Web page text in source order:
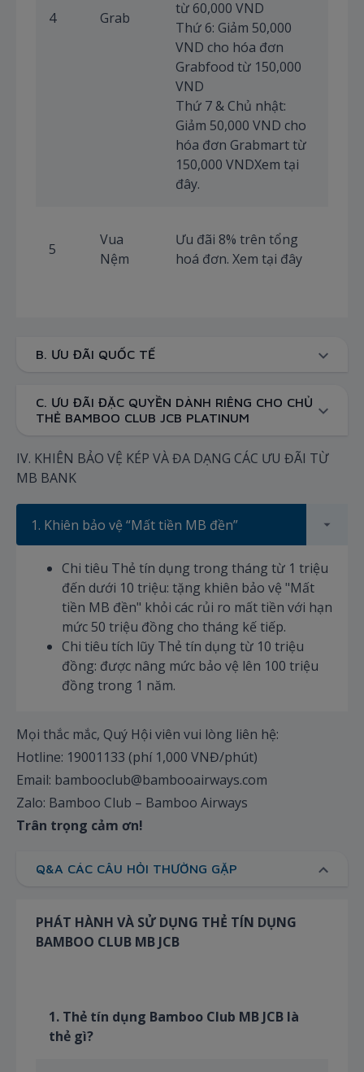
4 Grab
từ 60,000 VND
Thứ 6: Giảm 50,000
VND cho hóa đơn
Grabfood từ 150,000
VND
Thứ 7 & Chủ nhật:
Giảm 50,000 VND cho
hóa đơn Grabmart từ
150,000 VNDXem tại
đây.
5
Vua
Nệm
Ưu đãi 8% trên tổng
hoá đơn. Xem tại đây
B. ƯU ĐÃI QUỐC TẾ
C. ƯU ĐÃI ĐẶC QUYỀN DÀNH RIÊNG CHO CHỦ
THẺ BAMBOO CLUB JCB PLATINUM
IV. KHIÊN BẢO VỆ KÉP VÀ ĐA DẠNG CÁC ƯU ĐÃI TỪ
MB BANK
1. Khiên bảo vệ “Mất tiền MB đền”
Chi tiêu Thẻ tín dụng trong tháng từ 1 triệu
đến dưới 10 triệu: tặng khiên bảo vệ "Mất
tiền MB đền" khỏi các rủi ro mất tiền với hạn
mức 50 triệu đồng cho tháng kế tiếp.
Chi tiêu tích lũy Thẻ tín dụng từ 10 triệu
đồng: được nâng mức bảo vệ lên 100 triệu
đồng trong 1 năm.
Mọi thắc mắc, Quý Hội viên vui lòng liên hệ:
Hotline: 19001133 (phí 1,000 VNĐ/phút)
Email: bambooclub@bambooairways.com
Zalo: Bamboo Club – Bamboo Airways
Trân trọng cảm ơn!
Q&A CÁC CÂU HỎI THƯỜNG GẶP
PHÁT HÀNH VÀ SỬ DỤNG THẺ TÍN DỤNG
BAMBOO CLUB MB JCB
1. Thẻ tín dụng Bamboo Club MB JCB là
thẻ gì?